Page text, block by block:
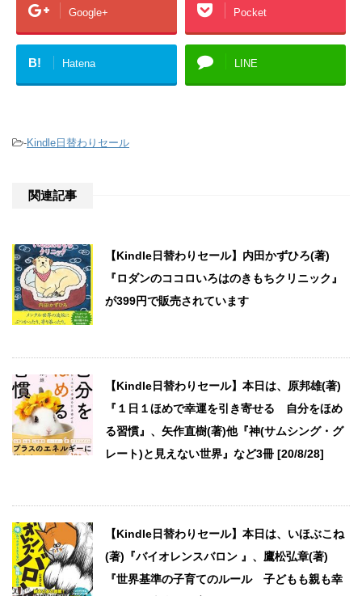
Google+ Pocket
B! Hatena LINE
-Kindle日替わりセール
関連記事
【Kindle日替わりセール】内田かずひろ(著)
『ロダンのココロいろはのきもちクリニック』
が399円で販売されています
【Kindle日替わりセール】本日は、原邦雄(著)
『１日１ほめで幸運を引き寄せる 自分をほめ
る習慣』、矢作直樹(著)他『神(サムシング・グ
レート)と見えない世界』など3冊 [20/8/28]
【Kindle日替わりセール】本日は、いほぶこね
(著)『バイオレンスバロン 』、鷹松弘章(著)
『世界基準の子育てのルール 子どもも親も幸